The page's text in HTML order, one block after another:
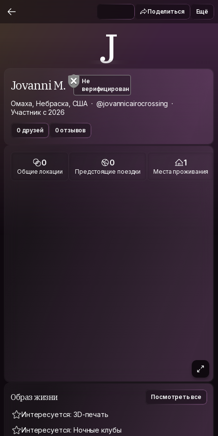
Поделиться Ещё
J
Jovanni M.
Не
верифицирован
Омаха, Небраска, США
@jovannicairocrossing
Участник с 2026
0 друзей 0 отзывов
0
Общие локации
0
Предстоящие поездки
1
Места проживания
Образ жизни Посмотреть все
Интересуется: 3D-печать
Интересуется: Ночные клубы